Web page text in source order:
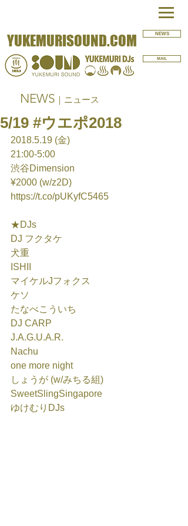
YUKEMURISOUND.COM NEWS
MAIL
NEWS ｜ニュース
5/19 #ウエポ2018
2018.5.19 (金)
21:00-5:00
渋谷Dimension
¥2000 (w/z2D)
https://t.co/pUKyfC5465
★DJs
DJ フクタケ
犬重
ISHII
マイケルJフォクス
ケソ
たなべこういち
DJ CARP
J.A.G.U.A.R.
Nachu
one more night
しょうが (w/みちる組)
SweetSlingSingapore
ゆけむりDJs